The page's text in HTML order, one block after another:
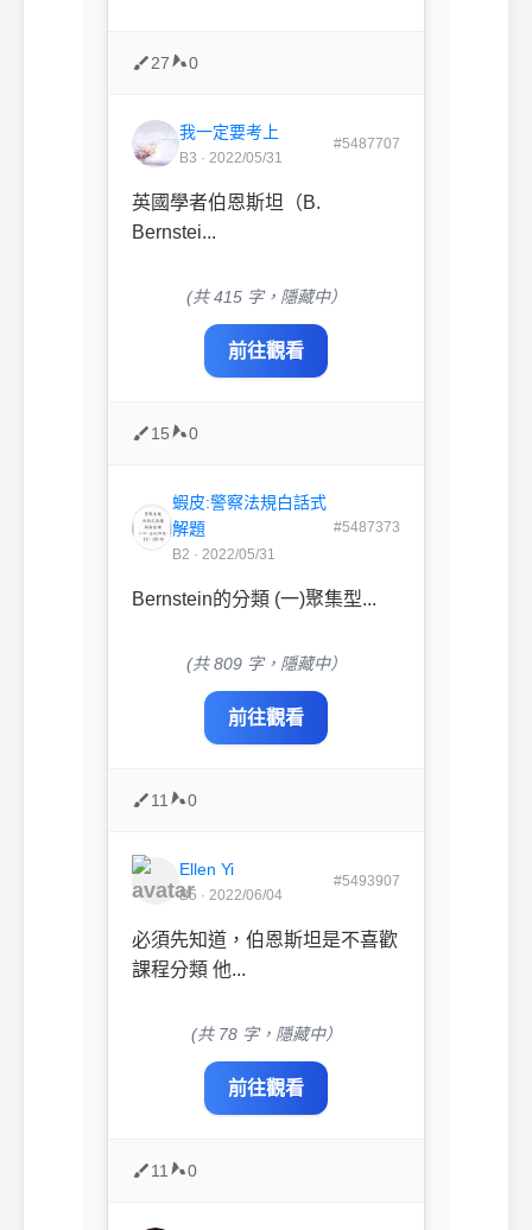
27 0
我一定要考上
B3 · 2022/05/31
#5487707
英國學者伯恩斯坦（B.
Bernstei...
(共 415 字，隱藏中）
前往觀看
15 0
蝦皮:警察法規白話式
解題
B2 · 2022/05/31
#5487373
Bernstein的分類 (一)聚集型...
(共 809 字，隱藏中）
前往觀看
11 0
Ellen Yi
B5 · 2022/06/04
#5493907
必須先知道，伯恩斯坦是不喜歡
課程分類 他...
(共 78 字，隱藏中）
前往觀看
11 0